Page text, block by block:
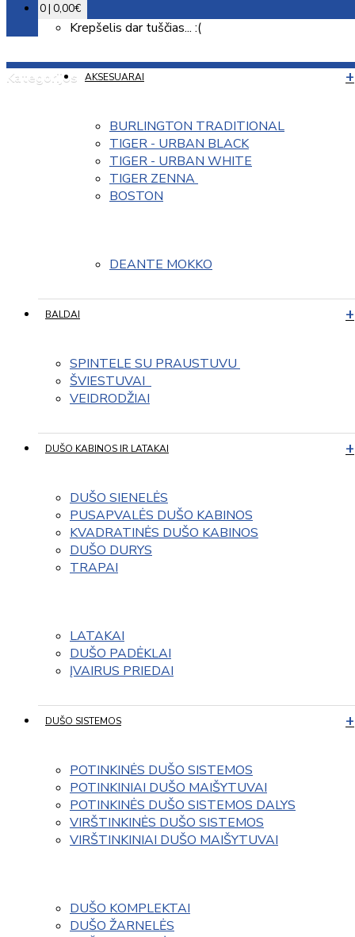
0 | 0,00€
Krepšelis dar tuščias... :(
Kategorijos AKSESUARAI
BURLINGTON TRADITIONAL
TIGER - URBAN BLACK
TIGER - URBAN WHITE
TIGER ZENNA
BOSTON
DEANTE MOKKO
BALDAI
SPINTELE SU PRAUSTUVU
ŠVIESTUVAI
VEIDRODŽIAI
DUŠO KABINOS IR LATAKAI
DUŠO SIENELĖS
PUSAPVALĖS DUŠO KABINOS
KVADRATINĖS DUŠO KABINOS
DUŠO DURYS
TRAPAI
LATAKAI
DUŠO PADĖKLAI
ĮVAIRUS PRIEDAI
DUŠO SISTEMOS
POTINKINĖS DUŠO SISTEMOS
POTINKINIAI DUŠO MAIŠYTUVAI
POTINKINĖS DUŠO SISTEMOS DALYS
VIRŠTINKINĖS DUŠO SISTEMOS
VIRŠTINKINIAI DUŠO MAIŠYTUVAI
DUŠO KOMPLEKTAI
DUŠO ŽARNELĖS